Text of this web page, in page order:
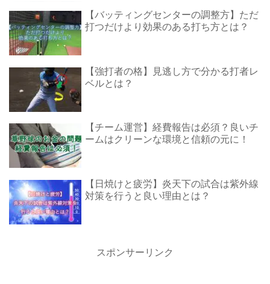
【バッティングセンターの調整方】ただ
打つだけより効果のある打ち方とは？
【強打者の格】見逃し方で分かる打者レ
ベルとは？
【チーム運営】経費報告は必須？良いチ
ームはクリーンな環境と信頼の元に！
【日焼けと疲労】炎天下の試合は紫外線
対策を行うと良い理由とは？
スポンサーリンク